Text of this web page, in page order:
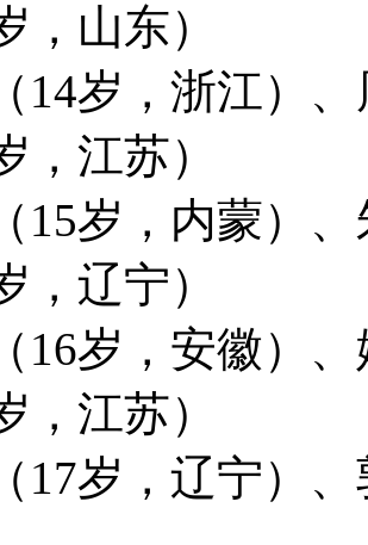
，山东）
岁，浙江）、
，江苏）
岁，内蒙） 、
，辽宁）
岁，安徽）、
，江苏）
17岁，辽宁）